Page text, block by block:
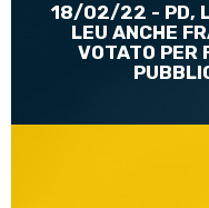
18/02/22 - PD,
LEU ANCHE
VOTATO PER